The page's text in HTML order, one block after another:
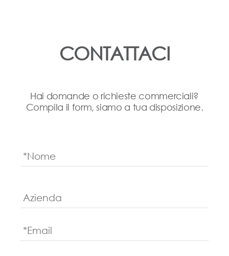
CONTATTACI
Hai domande o richieste commerciali?
Compila il form, siamo a tua disposizione.